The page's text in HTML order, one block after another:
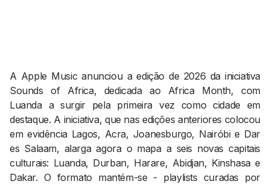
Contactos
EMAIL
GERAL@BANTUMEN.COM
WHATSAPP
+351 912 127 577
A Apple Music anunciou a edição de 2026 da iniciativa
Sounds of Africa, dedicada ao Africa Month, com
Luanda a surgir pela primeira vez como cidade em
destaque. A iniciativa, que nas edições anteriores colocou
em evidência Lagos, Acra, Joanesburgo, Nairóbi e Dar
es Salaam, alarga agora o mapa a seis novas capitais
culturais: Luanda, Durban, Harare, Abidjan, Kinshasa e
Dakar. O formato mantém-se - playlists curadas por